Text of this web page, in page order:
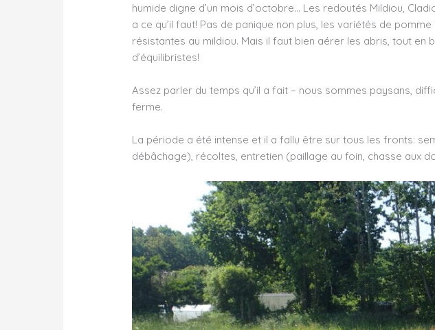
humide digne d’un mois d’octobre… Les redoutés Mildiou,
a ce qu’il faut! Pas de panique non plus, les variétés de
résistantes au mildiou. Mais il faut bien aérer les abris, tout
d’équilibristes!
Assez parler du temps qu’il a fait – nous sommes paysans,
ferme.
La période a été intense et il a fallu être sur tous les fronts:
débâchage), récoltes, entretien (paillage au foin, chasse aux